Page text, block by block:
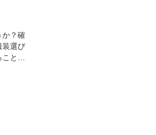
か？確
装選び
ことも